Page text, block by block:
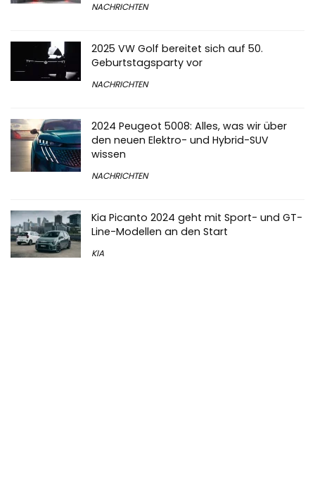
NACHRICHTEN
2025 VW Golf bereitet sich auf 50.
Geburtstagsparty vor
NACHRICHTEN
2024 Peugeot 5008: Alles, was wir über
den neuen Elektro- und Hybrid-SUV
wissen
NACHRICHTEN
Kia Picanto 2024 geht mit Sport- und GT-
Line-Modellen an den Start
KIA